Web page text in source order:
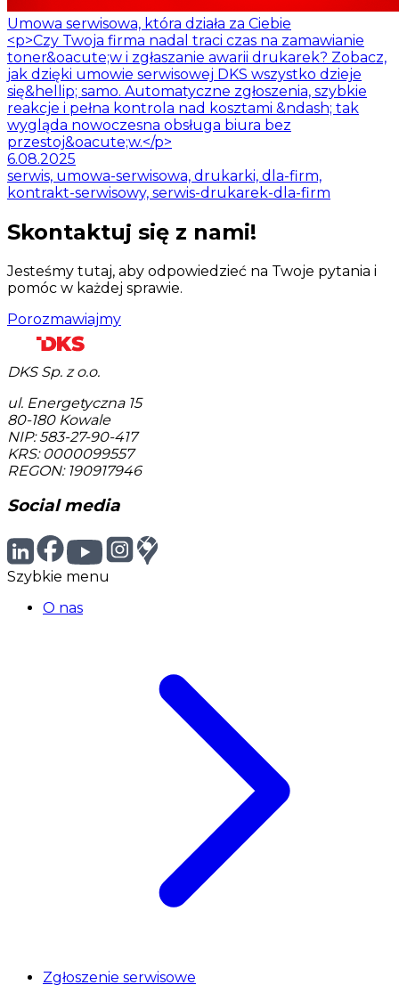
Umowa serwisowa, która działa za Ciebie
<p>Czy Twoja firma nadal traci czas na zamawianie
toner&oacute;w i zgłaszanie awarii drukarek? Zobacz,
jak dzięki umowie serwisowej DKS wszystko dzieje
się&hellip; samo. Automatyczne zgłoszenia, szybkie
reakcje i pełna kontrola nad kosztami &ndash; tak
wygląda nowoczesna obsługa biura bez
przestoj&oacute;w.</p>
6.08.2025
serwis, umowa-serwisowa, drukarki, dla-firm,
kontrakt-serwisowy, serwis-drukarek-dla-firm
Skontaktuj się z nami!
Jesteśmy tutaj, aby odpowiedzieć na Twoje pytania i
pomóc w każdej sprawie.
Porozmawiajmy
DKS Sp. z o.o.
ul. Energetyczna 15
80-180 Kowale
NIP: 583-27-90-417
KRS: 0000099557
REGON: 190917946
Social media
Szybkie menu
O nas
Zgłoszenie serwisowe